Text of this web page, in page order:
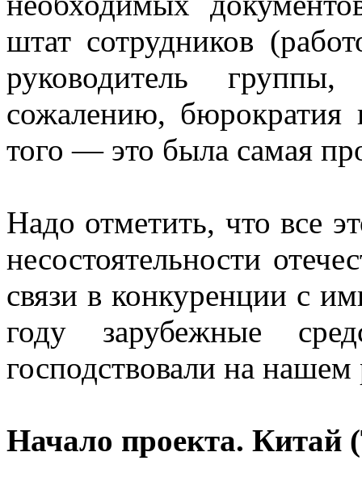
штат сотрудников
руководитель
сожалению, бюрократия
того — это была самая
Надо отметить, что все
несостоятельности
связи в конкуренции с
году зарубежные
господствовали на
Начало проекта. Китай